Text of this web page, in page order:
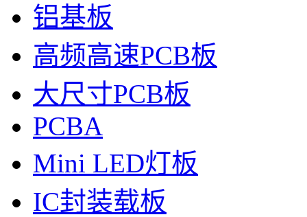
铝基板
高频高速PCB板
大尺寸PCB板
PCBA
Mini LED灯板
IC封装载板